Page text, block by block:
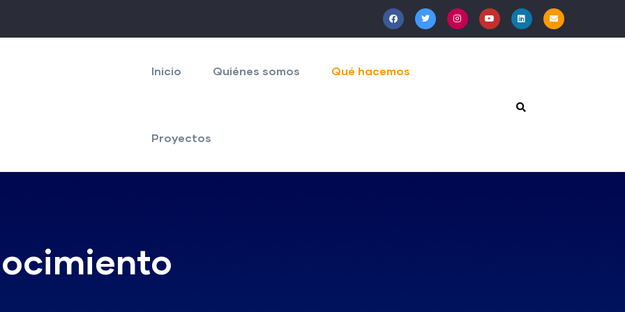
principal
Inicio Quiénes somos Qué hacemos
Proyectos